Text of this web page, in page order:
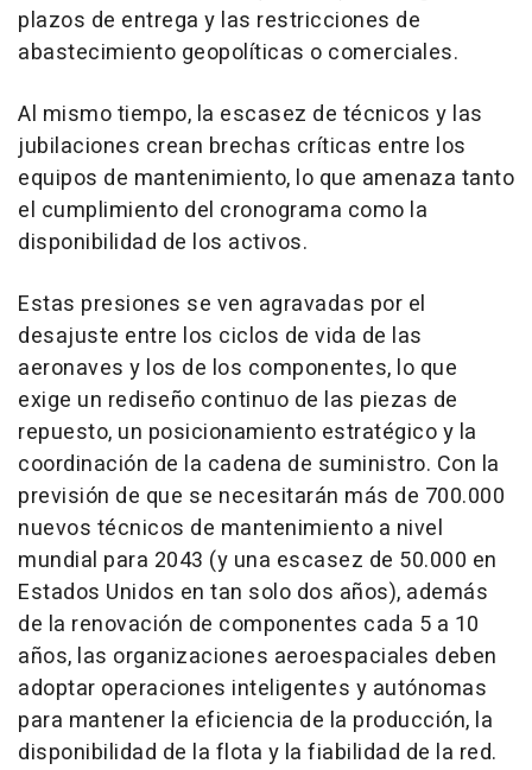
plazos de entrega y las restricciones de
abastecimiento geopolíticas o comerciales.
Al mismo tiempo, la escasez de técnicos y las
jubilaciones crean brechas críticas entre los
equipos de mantenimiento, lo que amenaza tanto
el cumplimiento del cronograma como la
disponibilidad de los activos.
Estas presiones se ven agravadas por el
desajuste entre los ciclos de vida de las
aeronaves y los de los componentes, lo que
exige un rediseño continuo de las piezas de
repuesto, un posicionamiento estratégico y la
coordinación de la cadena de suministro. Con la
previsión de que se necesitarán más de 700.000
nuevos técnicos de mantenimiento a nivel
mundial para 2043 (y una escasez de 50.000 en
Estados Unidos en tan solo dos años), además
de la renovación de componentes cada 5 a 10
años, las organizaciones aeroespaciales deben
adoptar operaciones inteligentes y autónomas
para mantener la eficiencia de la producción, la
disponibilidad de la flota y la fiabilidad de la red.